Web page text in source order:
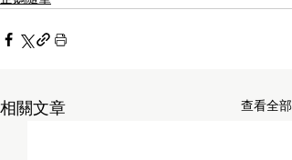
相關文章 查看全部